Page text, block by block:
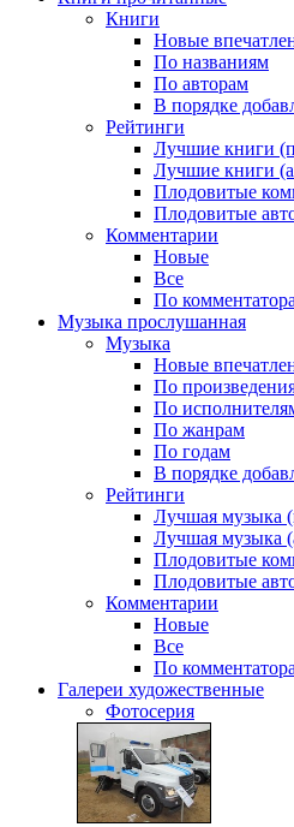
Книги
Новые
По названиям
По авторам
В порядке
Рейтинги
Лучшие книги
Лучшие книги
Плодовитые
Плодовитые
Комментарии
Новые
Все
По
Музыка прослушанная
Музыка
Новые
По
По
По жанрам
По годам
В порядке
Рейтинги
Лучшая музыка
Лучшая музыка
Плодовитые
Плодовитые
Комментарии
Новые
Все
По
Галереи художественные
Фотосерия